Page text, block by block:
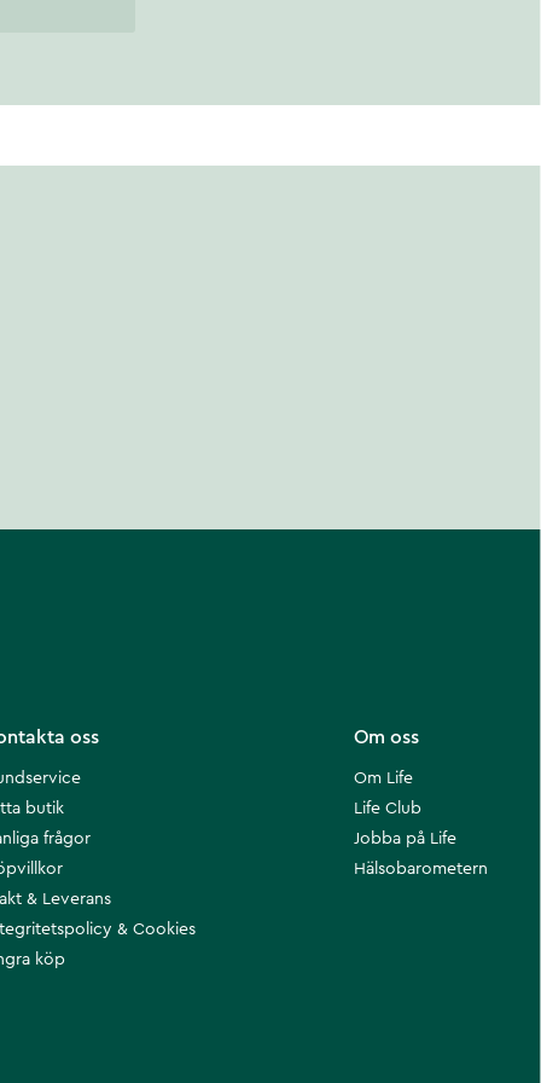
Om oss
Om Life
Life Club
Jobba på Life
Hälsobarometern
oss
butik
frågor
& Leverans
& Cookies
köp